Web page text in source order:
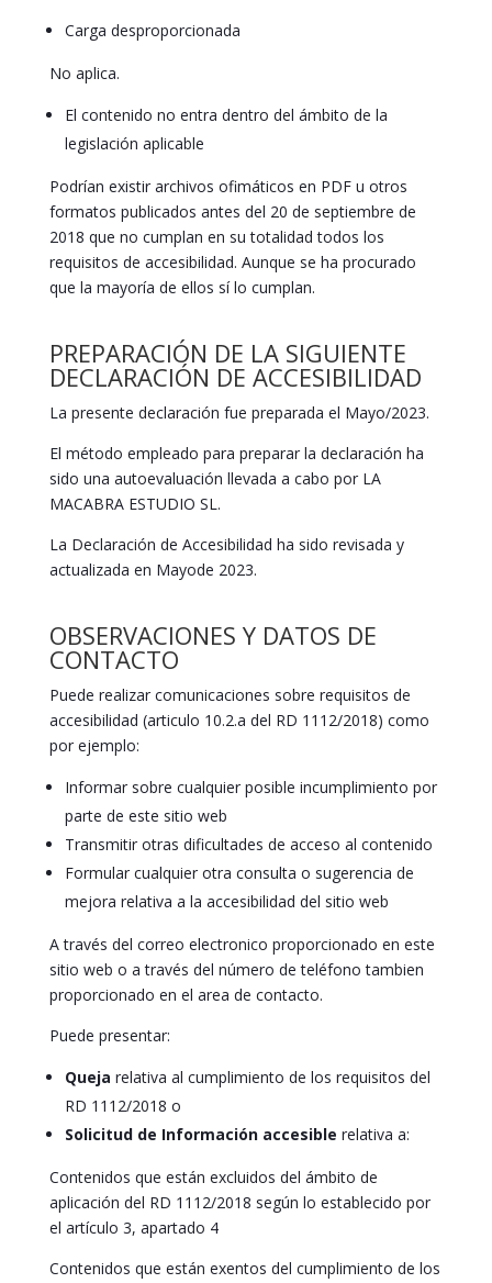
Carga desproporcionada
No aplica.
El contenido no entra dentro del ámbito de la
legislación aplicable
Podrían existir archivos ofimáticos en PDF u otros
formatos publicados antes del 20 de septiembre de
2018 que no cumplan en su totalidad todos los
requisitos de accesibilidad. Aunque se ha procurado
que la mayoría de ellos sí lo cumplan.
PREPARACIÓN DE LA SIGUIENTE
DECLARACIÓN DE ACCESIBILIDAD
La presente declaración fue preparada el Mayo/2023.
El método empleado para preparar la declaración ha
sido una autoevaluación llevada a cabo por LA
MACABRA ESTUDIO SL.
La Declaración de Accesibilidad ha sido revisada y
actualizada en Mayode 2023.
OBSERVACIONES Y DATOS DE
CONTACTO
Puede realizar comunicaciones sobre requisitos de
accesibilidad (articulo 10.2.a del RD 1112/2018) como
por ejemplo:
Informar sobre cualquier posible incumplimiento por
parte de este sitio web
Transmitir otras dificultades de acceso al contenido
Formular cualquier otra consulta o sugerencia de
mejora relativa a la accesibilidad del sitio web
A través del correo electronico proporcionado en este
sitio web o a través del número de teléfono tambien
proporcionado en el area de contacto.
Puede presentar:
Queja relativa al cumplimiento de los requisitos del
RD 1112/2018 o
Solicitud de Información accesible relativa a:
Contenidos que están excluidos del ámbito de
aplicación del RD 1112/2018 según lo establecido por
el artículo 3, apartado 4
Contenidos que están exentos del cumplimiento de los